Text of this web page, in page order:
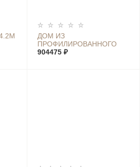
ДОМ ИЗ
ПРОФИЛИРОВАННОГО
БРУСА ЛУИЗА 6.5М Х 4.5М
904475 ₽